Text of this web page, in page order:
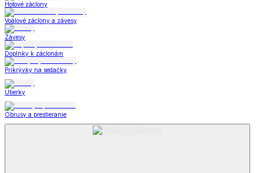
Hotové záclony
Voálové záclony a závesy
Závesy
Doplnky k záclonám
Prikrývky na sedačky
Utierky
Obrusy a prestieranie